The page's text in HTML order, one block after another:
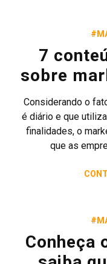
7
sobre
Considerando o
é diário e que
finalidades, o
que as
Conheça